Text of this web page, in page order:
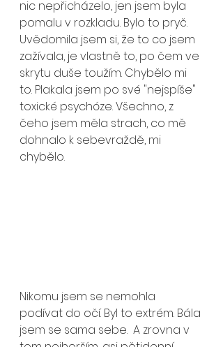
nic nepřicházelo, jen jsem byla
pomalu v rozkladu. Bylo to pryč.
Uvědomila jsem si, že to co jsem
zažívala, je vlastně to, po čem ve
skrytu duše toužím. Chybělo mi
to. Plakala jsem po své "nejspíše"
toxické psychóze. Všechno, z
čeho jsem měla strach, co mě
dohnalo k sebevraždě, mi
chybělo.
Nikomu jsem se nemohla
podívat do očí. Byl to extrém. Bála
jsem se sama sebe.  A zrovna v